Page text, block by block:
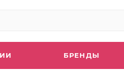
БРЕНДЫ